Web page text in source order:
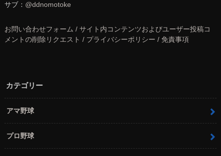
サブ： @ddnomotoke
お問い合わせフォーム / サイト内コンテンツおよびユーザー投稿コ
メントの削除リクエスト / プライバシーポリシー / 免責事項
カテゴリー
アマ野球
プロ野球